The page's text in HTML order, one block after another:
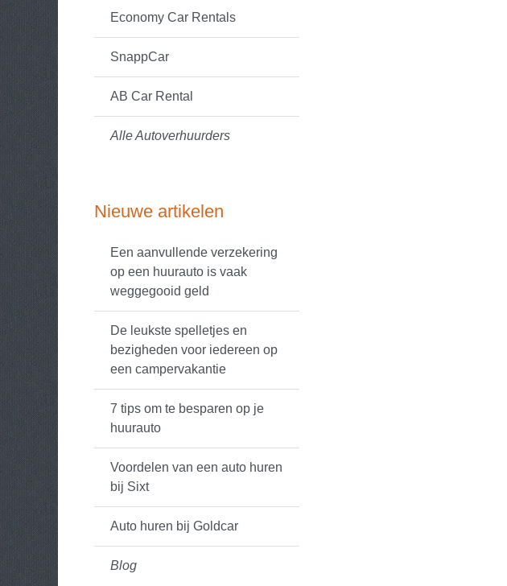
Economy Car Rentals
SnappCar
AB Car Rental
Alle Autoverhuurders
Nieuwe artikelen
Een aanvullende verzekering
op een huurauto is vaak
weggegooid geld
De leukste spelletjes en
bezigheden voor iedereen op
een campervakantie
7 tips om te besparen op je
huurauto
Voordelen van een auto huren
bij Sixt
Auto huren bij Goldcar
Blog